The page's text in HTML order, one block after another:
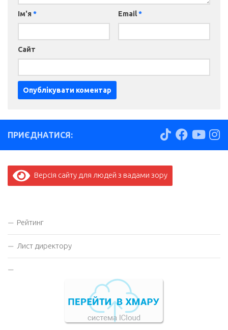
Ім'я * Email*
Сайт
ПРИЄДНАТИСЯ:
Версія сайту для людей з вадами зору
Рейтинг
Лист директору